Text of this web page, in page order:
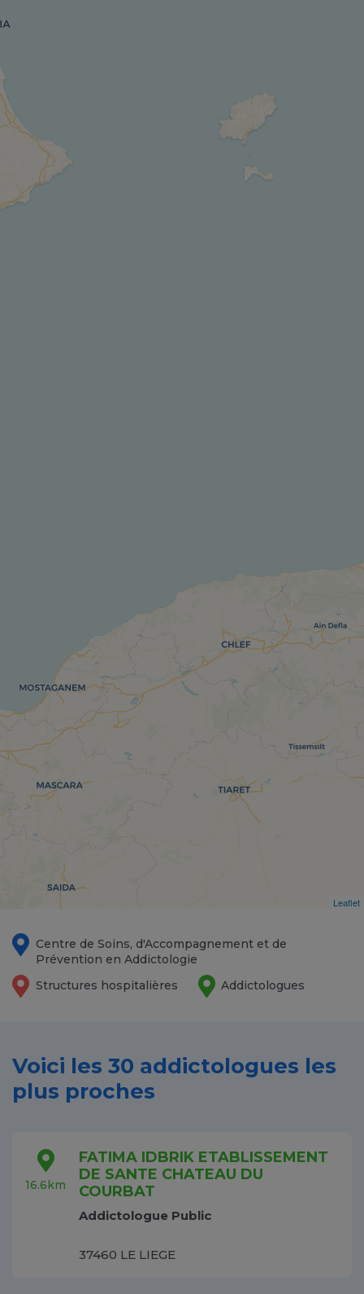
Leaflet
Centre de Soins, d'Accompagnement et de
Prévention en Addictologie
Structures hospitalières
Addictologues
Voici les 30 addictologues les
plus proches
16.6km
FATIMA IDBRIK ETABLISSEMENT
DE SANTE CHATEAU DU
COURBAT
Addictologue Public
37460 LE LIEGE